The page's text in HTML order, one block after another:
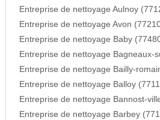
Entreprise de nettoyage Aulnoy
Entreprise de nettoyage Avon
Entreprise de nettoyage Baby
Entreprise de nettoyage Bagneaux-
Entreprise de nettoyage Bailly-
Entreprise de nettoyage Balloy
Entreprise de nettoyage Bannost-
Entreprise de nettoyage Barbey